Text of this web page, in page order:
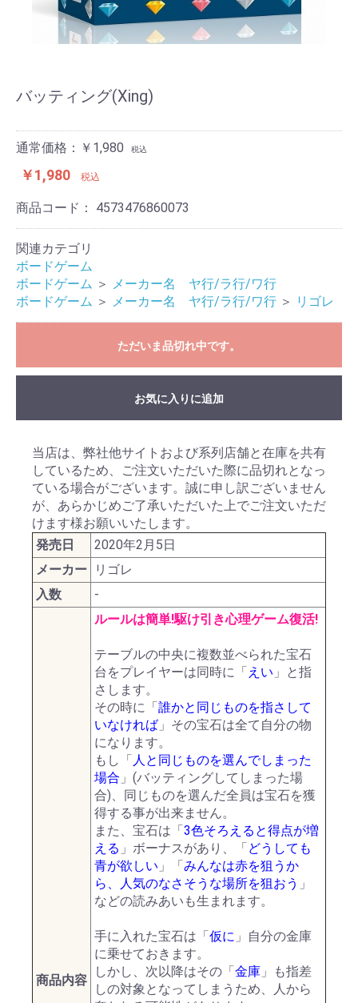
バッティング(Xing)
通常価格：￥1,980 税込
￥1,980 税込
商品コード： 4573476860073
関連カテゴリ
ボードゲーム
ボードゲーム ＞
メーカー名 ヤ行/ラ行/ワ行
ボードゲーム ＞ メーカー名 ヤ行/ラ行/ワ行 ＞ リゴレ
ただいま品切れ中です。
お気に入りに追加
当店は、弊社他サイトおよび系列店舗と在庫を共有
しているため、ご注文いただいた際に品切れとなっ
ている場合がございます。誠に申し訳ございません
が、あらかじめご了承いただいた上でご注文いただ
けます様お願いいたします。
発売日
2020年2月5日
メーカー
リゴレ
入数
-
商品内容
ルールは簡単!駆け引き心理ゲーム復活!
テーブルの中央に複数並べられた宝石
台をプレイヤーは同時に「 えい 」と指
さします。
その時に「誰かと同じものを指さして
いなければ 」その宝石は全て自分の物
になります。
もし「 人と同じものを選んでしまった
場合 」(バッティングしてしまった場
合)、同じものを選んだ全員は宝石を獲
得する事が出来ません。
また、宝石は「3色そろえると得点が増
える 」ボーナスがあり、「どうしても
青が欲しい 」「みんなは赤を狙うか
ら、人気のなさそうな場所を狙おう 」
などの読みあいも生まれます。
手に入れた宝石は「仮に 」自分の金庫
に乗せておきます。
しかし、次以降はその「金庫 」も指差
しの対象となってしまうため、人から